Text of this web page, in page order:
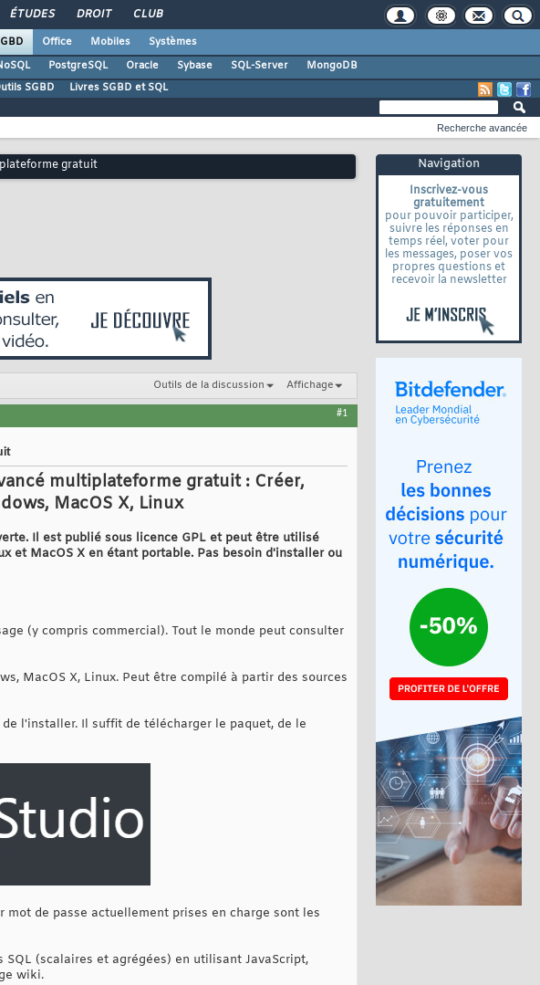
ÉTUDES DROIT CLUB
Office Mobiles
Systèmes
PostgreSQL Oracle Sybase SQL-Server
MongoDB
SGBD Livres SGBD et SQL
Navigation
Inscrivez-vous
gratuitement
pour pouvoir participer,
suivre les réponses en
temps réel, voter pour
les messages, poser vos
propres questions et
recevoir la newsletter
Recherche avancée
gratuit
Outils de la discussion Affichage
#1
multiplateforme gratuit : Créer,
MacOS X, Linux
Il est publié sous licence GPL et peut être utilisé
et MacOS X en étant portable. Pas besoin d'installer ou
(y compris commercial). Tout le monde peut consulter
MacOS X, Linux. Peut être compilé à partir des sources
l'installer. Il suffit de télécharger le paquet, de le
de passe actuellement prises en charge sont les
(scalaires et agrégées) en utilisant JavaScript,
wiki.